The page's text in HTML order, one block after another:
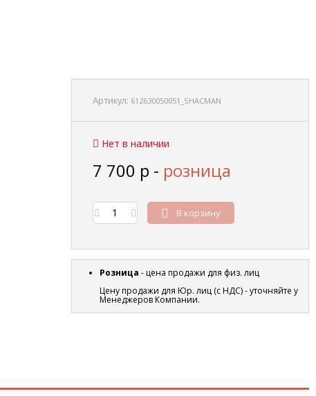
Артикул: 612630050051_SHACMAN
Нет в наличии
7 700 р - розница
В корзину
Розница - цена продажи для физ. лиц
Цену продажи для Юр. лиц (с НДС) - уточняйте у
Менеджеров Компании.